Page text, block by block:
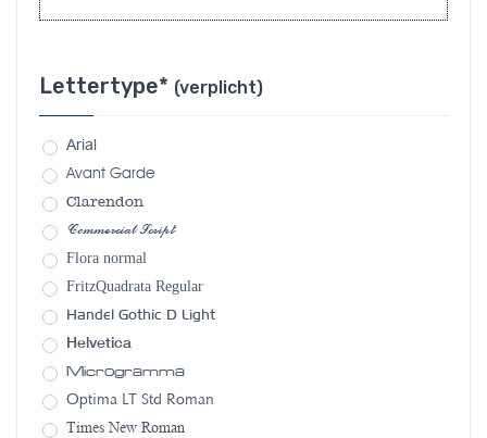
Lettertype* (verplicht)
Arial
Avant Garde
Clarendon
Commercial Script
Flora normal
FritzQuadrata Regular
Handel Gothic D Light
Helvetica
Microgramma
Optima LT Std Roman
Times New Roman